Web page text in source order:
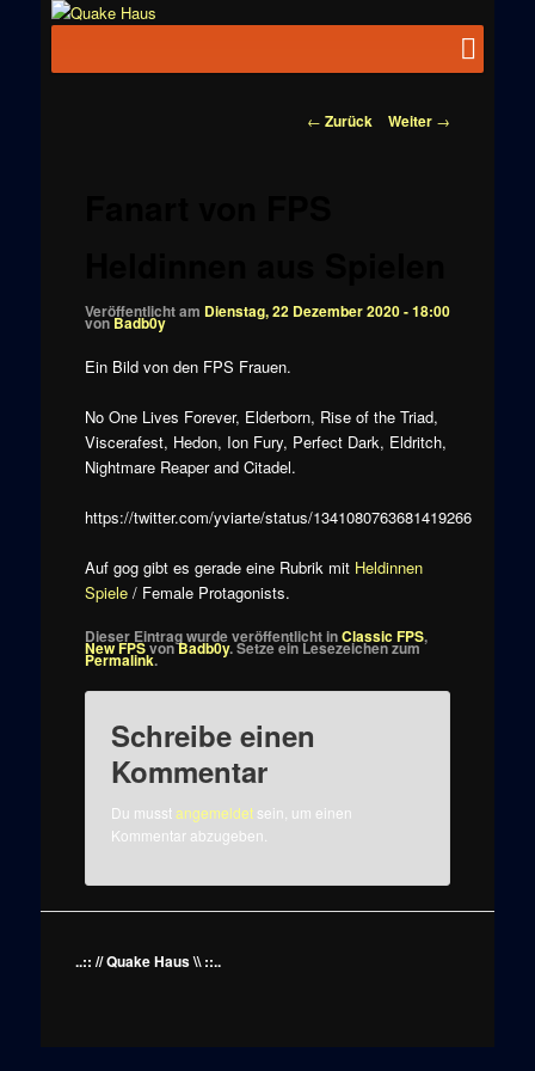
News zu
Beitragsnavigation
← Zurück Weiter →
Veröffentlicht am Dienstag, 22 Dezember 2020 - 18:00
vonBadb0y
Ein Bild von den FPS Frauen.
No One Lives Forever, Elderborn, Rise of the Triad,
Viscerafest, Hedon, Ion Fury, Perfect Dark, Eldritch,
Nightmare Reaper and Citadel.
https://twitter.com/yviarte/status/1341080763681419266
Auf gog gibt es gerade eine Rubrik mit Heldinnen
Spiele/ Female Protagonists.
Dieser Eintrag wurde veröffentlicht inClassic FPS,
New FPSvonBadb0y. Setze ein Lesezeichen zum
Permalink.
Schreibe einen
Kommentar
Du musstangemeldetsein, um einen
Kommentar abzugeben.
..:: // Quake Haus \\ ::..